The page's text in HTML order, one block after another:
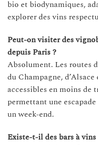
bio et biodynamiques,
explorer des vins
Peut-on visiter des
depuis Paris ?
Absolument. Les routes
du Champagne,
accessibles en moins de
permettant une
un week-end.
Existe-t-il des bars à